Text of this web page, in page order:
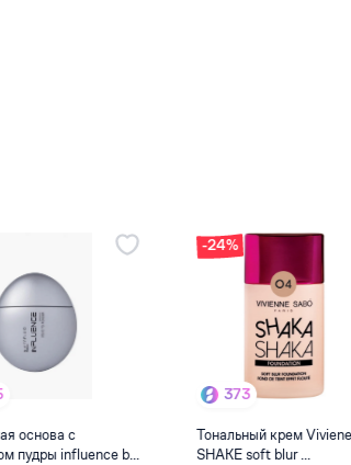
Тональный крем Viviene Sabo
SHAKE soft blur ...
685
Тональный
Перфектор